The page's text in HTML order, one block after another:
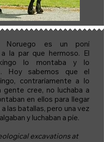
Noruego es un poni
a la par que hermoso. El
lo montaba y lo
. Hoy sabemos que el
contrariamente a lo
gente cree, no luchaba a
en ellos para llegar
las batallas, pero una vez
y luchaban a pie.
excavations at